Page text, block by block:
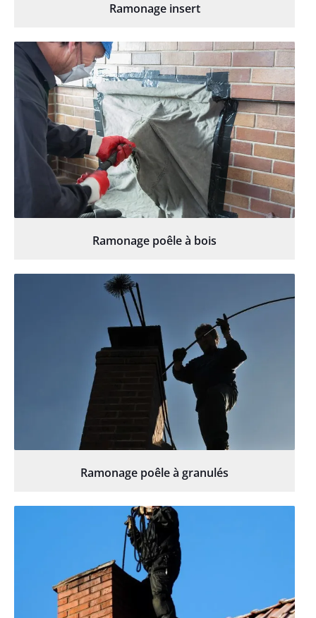
Ramonage insert
Ramonage poêle à bois
Ramonage poêle à granulés